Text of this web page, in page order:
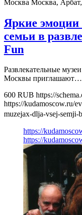
Москва Москва,
Яркие эмоции
семьи в
Fun
Развлекательные
Москвы приглашают…
600 RUB https://
https://kudamoscow.ru/
muzejax-dlja-vsej-semji-
https://
https://